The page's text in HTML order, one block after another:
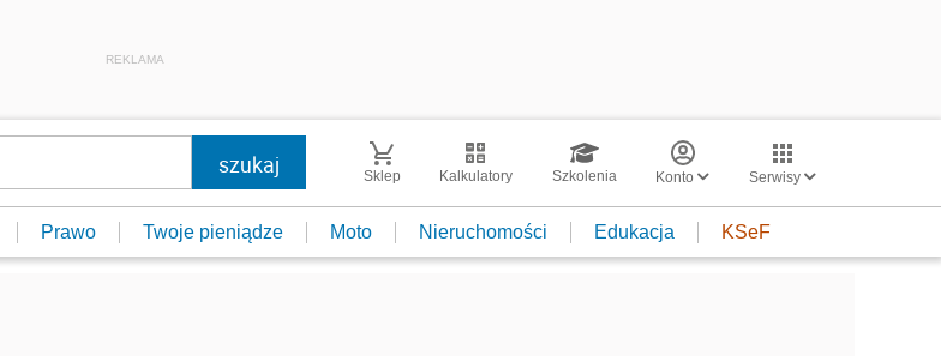
REKLAMA
Sklep Kalkulatory Szkolenia Konto Serwisy
Prawo Twoje pieniądze Moto Nieruchomości Edukacja KSeF